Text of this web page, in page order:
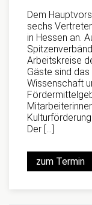
Dem
sechs
in Hessen an.
Arbeitskreise
Gäste sind
Wissenschaft
Der […]
zum Termin